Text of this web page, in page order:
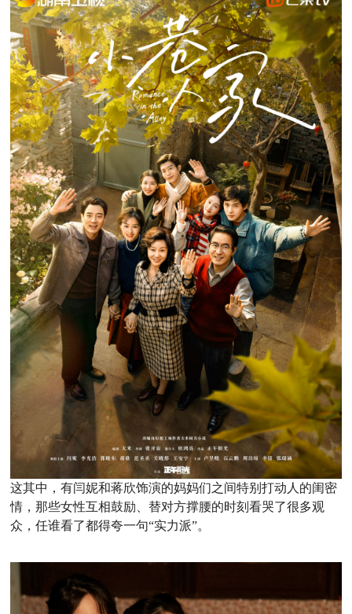
这其中，有闫妮和蒋欣饰演的妈妈们之间特别打动人的闺密
情，那些女性互相鼓励、替对方撑腰的时刻看哭了很多观
众，任谁看了都得夸一句“实力派”。